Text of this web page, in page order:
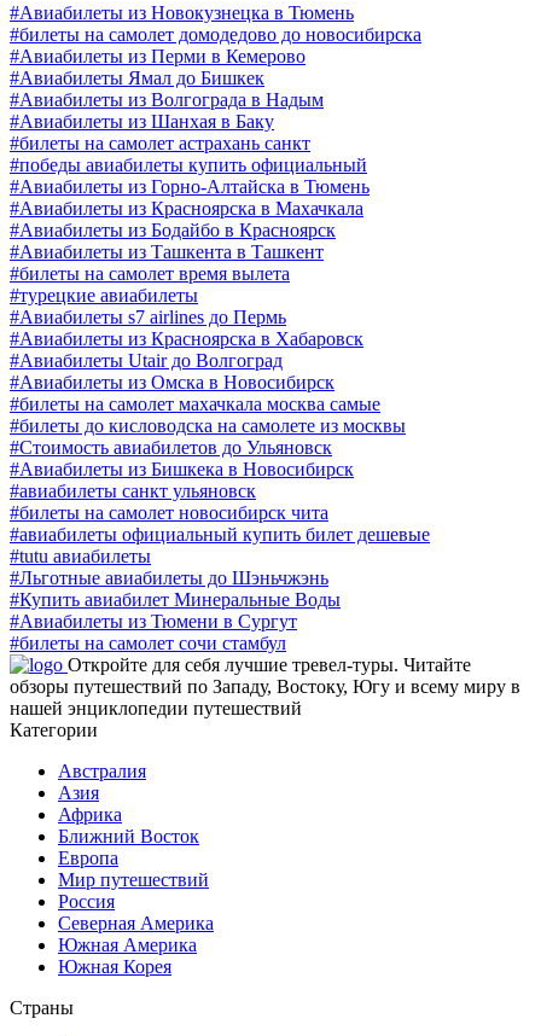
#Авиабилеты из Новокузнецка в Тюмень
#билеты на самолет домодедово до новосибирска
#Авиабилеты из Перми в Кемерово
#Авиабилеты Ямал до Бишкек
#Авиабилеты из Волгограда в Надым
#Авиабилеты из Шанхая в Баку
#билеты на самолет астрахань санкт
#победы авиабилеты купить официальный
#Авиабилеты из Горно-Алтайска в Тюмень
#Авиабилеты из Красноярска в Махачкала
#Авиабилеты из Бодайбо в Красноярск
#Авиабилеты из Ташкента в Ташкент
#билеты на самолет время вылета
#турецкие авиабилеты
#Авиабилеты s7 airlines до Пермь
#Авиабилеты из Красноярска в Хабаровск
#Авиабилеты Utair до Волгоград
#Авиабилеты из Омска в Новосибирск
#билеты на самолет махачкала москва самые
#билеты до кисловодска на самолете из москвы
#Стоимость авиабилетов до Ульяновск
#Авиабилеты из Бишкека в Новосибирск
#авиабилеты санкт ульяновск
#билеты на самолет новосибирск чита
#авиабилеты официальный купить билет дешевые
#tutu авиабилеты
#Льготные авиабилеты до Шэньчжэнь
#Купить авиабилет Минеральные Воды
#Авиабилеты из Тюмени в Сургут
#билеты на самолет сочи стамбул
Откройте для себя лучшие тревел-туры. Читайте
обзоры путешествий по Западу, Востоку, Югу и всему миру в
нашей энциклопедии путешествий
Категории
Австралия
Азия
Африка
Ближний Восток
Европа
Мир путешествий
Россия
Северная Америка
Южная Америка
Южная Корея
Страны